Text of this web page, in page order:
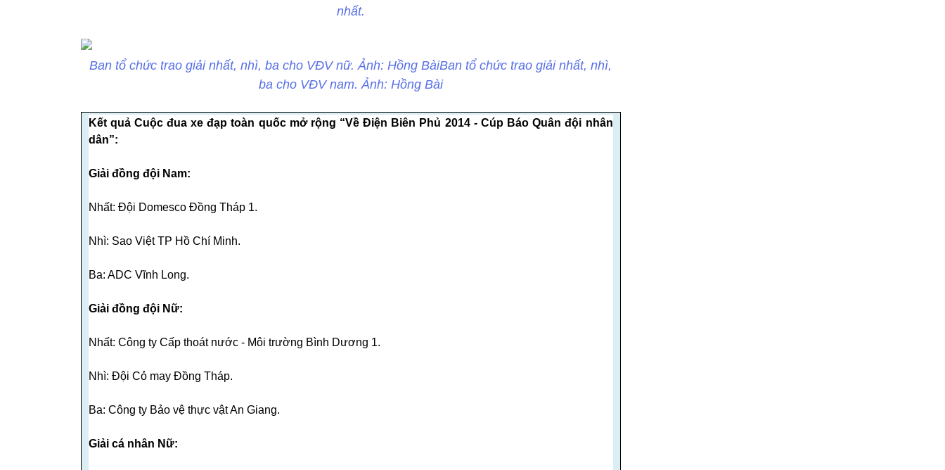
nhất.
Ban tổ chức trao giải nhất, nhì, ba cho VĐV nữ. Ảnh: Hồng BàiBan tổ chức trao giải nhất, nhì,
ba cho VĐV nam. Ảnh: Hồng Bài
Kết quả Cuộc đua xe đạp toàn quốc mở rộng “Về Điện Biên Phủ 2014 - Cúp Báo Quân đội nhân
dân”:
Giải đồng đội Nam:
Nhất: Đội Domesco Đồng Tháp 1.
Nhì: Sao Việt TP Hồ Chí Minh.
Ba: ADC Vĩnh Long.
Giải đồng đội Nữ:
Nhất: Công ty Cấp thoát nước - Môi trường Bình Dương 1.
Nhì: Đội Cỏ may Đồng Tháp.
Ba: Công ty Bảo vệ thực vật An Giang.
Giải cá nhân Nữ: